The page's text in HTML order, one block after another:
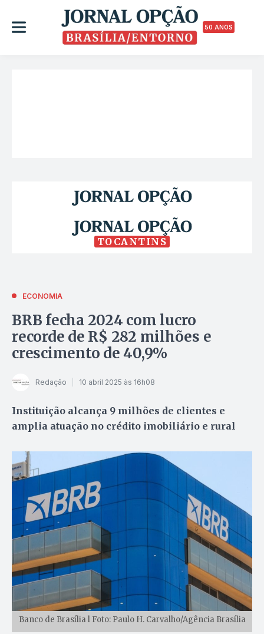
50 ANOS
TOCANTINS
ECONOMIA
BRB fecha 2024 com lucro
recorde de R$ 282 milhões e
crescimento de 40,9%
Redação 10 abril 2025 às 16h08
Instituição alcança 9 milhões de clientes e
amplia atuação no crédito imobiliário e rural
Banco de Brasília l Foto: Paulo H. Carvalho/Agência Brasília